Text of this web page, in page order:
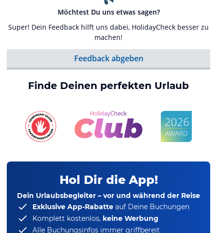
Möchtest Du uns etwas sagen?
Super! Dein Feedback hilft uns dabei, HolidayCheck besser zu
machen!
Feedback abgeben
Finde Deinen perfekten Urlaub
Hol Dir die App!
Dein Urlaubsbegleiter – vor und während der Reise
Exklusive App-Rabatte auf Deine Buchungen
Komplett kostenlos, keine Werbung
Alle Buchungsinfos immer griffbereit